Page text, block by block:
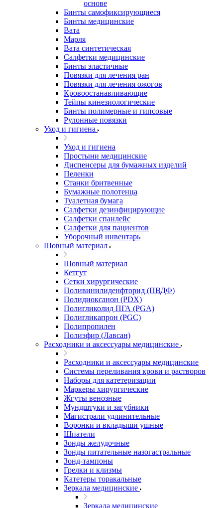
основе
Бинты самофиксирующиеся
Бинты медицинские
Вата
Марля
Вата синтетическая
Салфетки медицинские
Бинты эластичные
Повязки для лечения ран
Повязки для лечения ожогов
Кровоостанавливающие
Тейпы кинезиологические
Бинты полимерные и гипсовые
Рулонные повязки
Уход и гигиена
Уход и гигиена
Простыни медицинские
Диспенсеры для бумажных изделий
Пеленки
Станки бритвенные
Бумажные полотенца
Туалетная бумага
Салфетки дезинфицирующие
Салфетки спанлейс
Салфетки для пациентов
Уборочный инвентарь
Шовный материал
Шовный материал
Кетгут
Сетки хирургические
Поливинилиденфторид (ПВДФ)
Полидиоксанон (PDX)
Полигликолид ПГА (PGA)
Полигликапрон (PGC)
Полипропилен
Полиэфир (Лавсан)
Расходники и аксессуары медицинские
Расходники и аксессуары медицинские
Системы переливания крови и растворов
Наборы для катетеризации
Маркеры хирургические
Жгуты венозные
Мундштуки и загубники
Магистрали удлинительные
Воронки и вкладыши ушные
Шпатели
Зонды желудочные
Зонды питательные назогастральные
Зонд-тампоны
Грелки и клизмы
Катетеры торакальные
Зеркала медицинские
Зеркала медицинские